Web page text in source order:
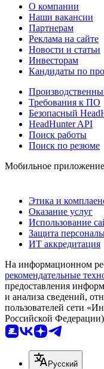
О компании
Наши вакансии
Партнерам
Реклама на сайте
Новости и статьи
Инвесторам
Кандидаты по
Требования к ПО
Безопасный
HeadHunter API
Поиск работы
Поиск по резюме
Мобильное приложение
Этика и
Оказание услуг
Использование
Защита
ИТ аккредитация
На информационном
рекомендательные
предоставления
и анализа сведений,
пользователей сети
Российской Федерации)
Русский